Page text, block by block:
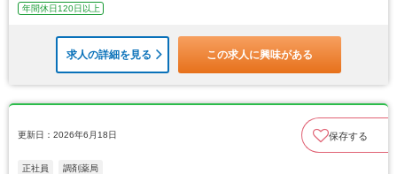
年間休日120日以上
求人の詳細を見る この求人に興味がある
更新日：2026年6月18日 保存する
正社員 調剤薬局